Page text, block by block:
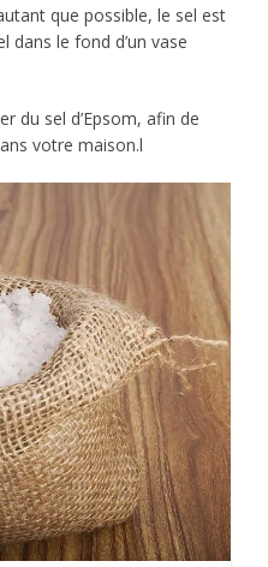
que possible, le sel est
dans le fond d’un vase
du sel d’Epsom, afin de
votre maison.l